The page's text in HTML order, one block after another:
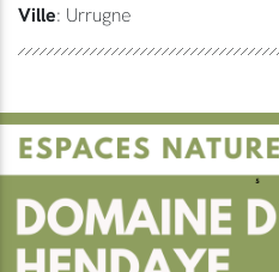
Ville: Urrugne